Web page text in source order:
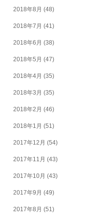
2018年8月 (48)
2018年7月 (41)
2018年6月 (38)
2018年5月 (47)
2018年4月 (35)
2018年3月 (35)
2018年2月 (46)
2018年1月 (51)
2017年12月 (54)
2017年11月 (43)
2017年10月 (43)
2017年9月 (49)
2017年8月 (51)